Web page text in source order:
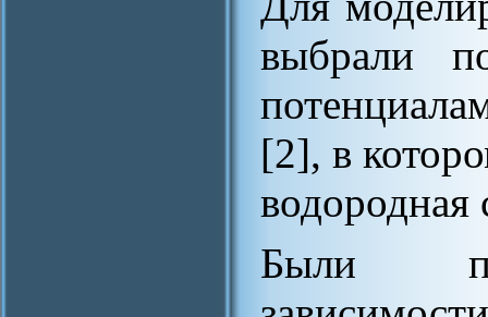
выбрали
[2], в
водородная
Были